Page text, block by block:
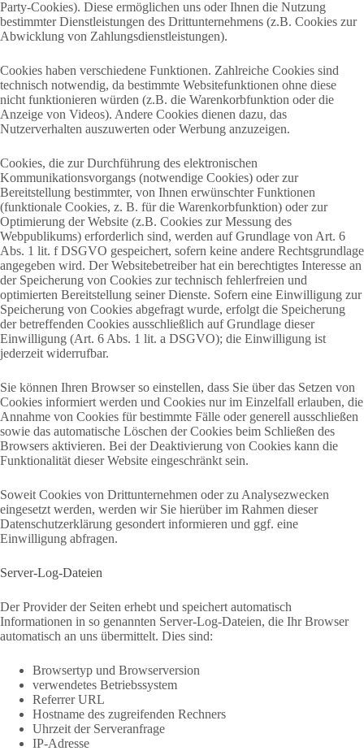
Party-Cookies). Diese ermöglichen uns oder Ihnen die Nutzung
bestimmter Dienstleistungen des Drittunternehmens (z.B. Cookies zur
Abwicklung von Zahlungsdienstleistungen).
Cookies haben verschiedene Funktionen. Zahlreiche Cookies sind
technisch notwendig, da bestimmte Websitefunktionen ohne diese
nicht funktionieren würden (z.B. die Warenkorbfunktion oder die
Anzeige von Videos). Andere Cookies dienen dazu, das
Nutzerverhalten auszuwerten oder Werbung anzuzeigen.
Cookies, die zur Durchführung des elektronischen
Kommunikationsvorgangs (notwendige Cookies) oder zur
Bereitstellung bestimmter, von Ihnen erwünschter Funktionen
(funktionale Cookies, z. B. für die Warenkorbfunktion) oder zur
Optimierung der Website (z.B. Cookies zur Messung des
Webpublikums) erforderlich sind, werden auf Grundlage von Art. 6
Abs. 1 lit. f DSGVO gespeichert, sofern keine andere Rechtsgrundlage
angegeben wird. Der Websitebetreiber hat ein berechtigtes Interesse an
der Speicherung von Cookies zur technisch fehlerfreien und
optimierten Bereitstellung seiner Dienste. Sofern eine Einwilligung zur
Speicherung von Cookies abgefragt wurde, erfolgt die Speicherung
der betreffenden Cookies ausschließlich auf Grundlage dieser
Einwilligung (Art. 6 Abs. 1 lit. a DSGVO); die Einwilligung ist
jederzeit widerrufbar.
Sie können Ihren Browser so einstellen, dass Sie über das Setzen von
Cookies informiert werden und Cookies nur im Einzelfall erlauben, die
Annahme von Cookies für bestimmte Fälle oder generell ausschließen
sowie das automatische Löschen der Cookies beim Schließen des
Browsers aktivieren. Bei der Deaktivierung von Cookies kann die
Funktionalität dieser Website eingeschränkt sein.
Soweit Cookies von Drittunternehmen oder zu Analysezwecken
eingesetzt werden, werden wir Sie hierüber im Rahmen dieser
Datenschutzerklärung gesondert informieren und ggf. eine
Einwilligung abfragen.
Server-Log-Dateien
Der Provider der Seiten erhebt und speichert automatisch
Informationen in so genannten Server-Log-Dateien, die Ihr Browser
automatisch an uns übermittelt. Dies sind:
Browsertyp und Browserversion
verwendetes Betriebssystem
Referrer URL
Hostname des zugreifenden Rechners
Uhrzeit der Serveranfrage
IP-Adresse